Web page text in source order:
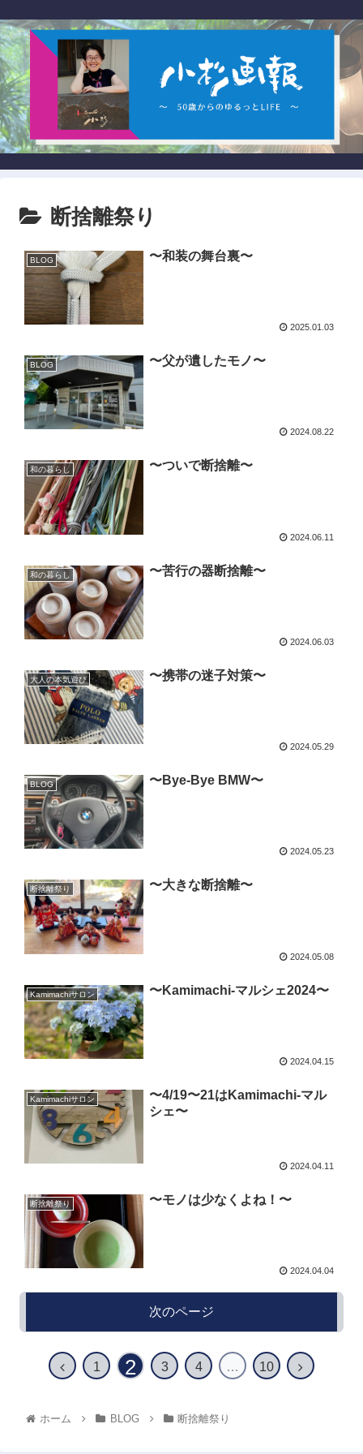
断捨離祭り
BLOG 〜和装の舞台裏〜
2025.01.03
BLOG 〜父が遺したモノ〜
2024.08.22
和の暮らし 〜ついで断捨離〜
2024.06.11
和の暮らし 〜苦行の器断捨離〜
2024.06.03
大人の本気遊び 〜携帯の迷子対策〜
2024.05.29
BLOG 〜Bye-Bye BMW〜
2024.05.23
断捨離祭り 〜大きな断捨離〜
2024.05.08
Kamimachiサロン 〜Kamimachi-マルシェ2024〜
2024.04.15
Kamimachiサロン
〜4/19〜21はKamimachi-マル
シェ〜
2024.04.11
断捨離祭り 〜モノは少なくよね！〜
2024.04.04
次のページ
1 2 3 4 … 10
ホーム BLOG 断捨離祭り